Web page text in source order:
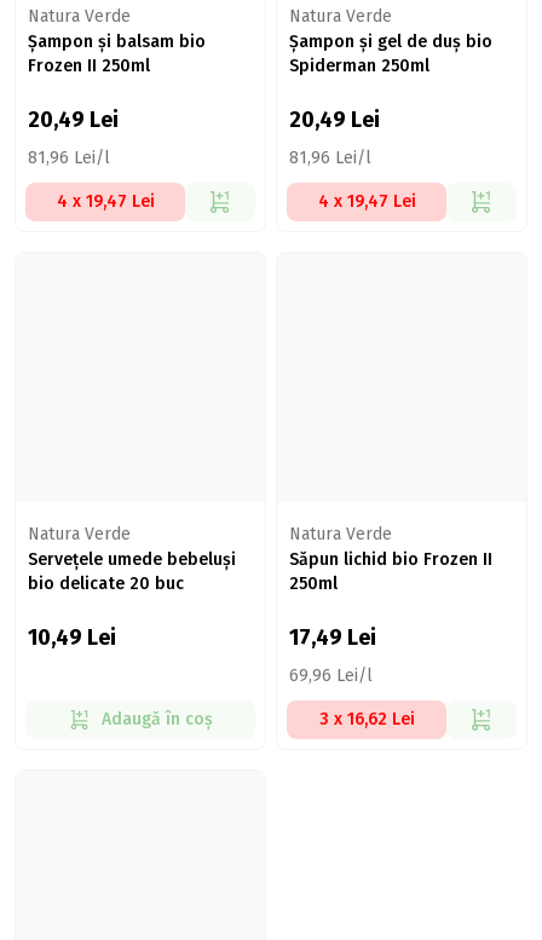
Natura Verde
Șampon și balsam bio
Frozen II 250ml
20,49 Lei
81,96 Lei/l
4 x 19,47 Lei
Natura Verde
Șampon și gel de duș bio
Spiderman 250ml
20,49 Lei
81,96 Lei/l
4 x 19,47 Lei
Natura Verde
Servețele umede bebeluși
bio delicate 20 buc
10,49 Lei
Adaugă în coș
Natura Verde
Săpun lichid bio Frozen II
250ml
17,49 Lei
69,96 Lei/l
3 x 16,62 Lei